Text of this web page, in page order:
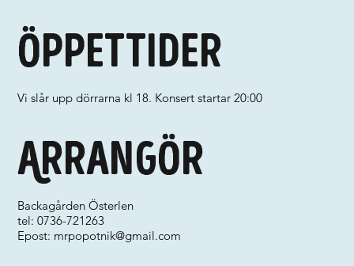
Arrangör
Backagården Österlen
tel: 0736-721263
Epost: mrpopotnik@gmail.com
Öppettider
Vi slår upp dörrarna kl 18. Konsert startar 20:00